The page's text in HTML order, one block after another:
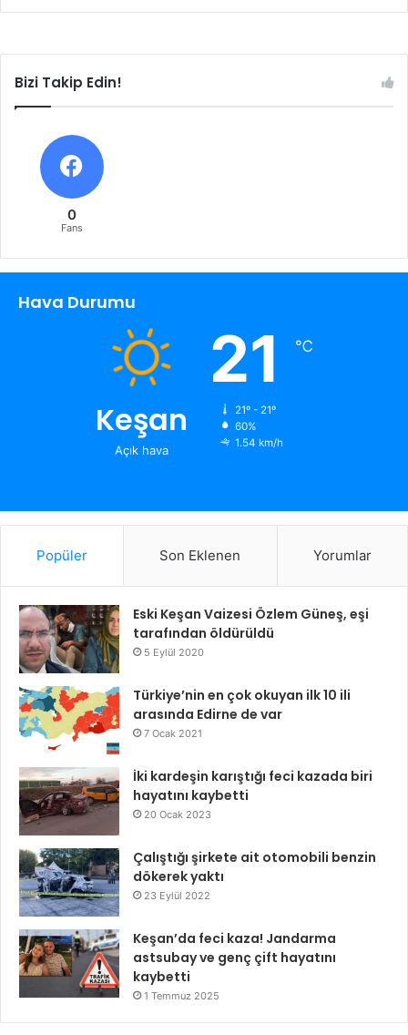
Bizi Takip Edin!
0
Fans
Hava Durumu
Keşan
Açık hava
21 ℃
21º - 21º
60%
1.54 km/h
Popüler Son Eklenen Yorumlar
Eski Keşan Vaizesi Özlem Güneş, eşi
tarafından öldürüldü
5 Eylül 2020
Türkiye’nin en çok okuyan ilk 10 ili
arasında Edirne de var
7 Ocak 2021
İki kardeşin karıştığı feci kazada biri
hayatını kaybetti
20 Ocak 2023
Çalıştığı şirkete ait otomobili benzin
dökerek yaktı
23 Eylül 2022
Keşan’da feci kaza! Jandarma
astsubay ve genç çift hayatını
kaybetti
1 Temmuz 2025